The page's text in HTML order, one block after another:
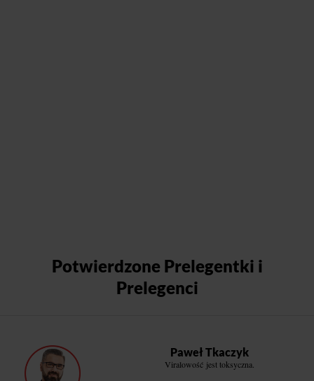
Potwierdzone Prelegentki i
Prelegenci
Paweł Tkaczyk
Viralowość jest toksyczna.